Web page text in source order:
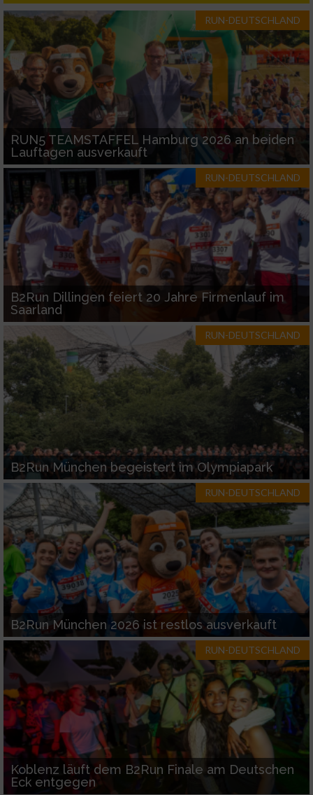
RUN-DEUTSCHLAND
RUN5 TEAMSTAFFEL Hamburg 2026 an beiden
Lauftagen ausverkauft
RUN-DEUTSCHLAND
B2Run Dillingen feiert 20 Jahre Firmenlauf im
Saarland
RUN-DEUTSCHLAND
B2Run München begeistert im Olympiapark
RUN-DEUTSCHLAND
B2Run München 2026 ist restlos ausverkauft
RUN-DEUTSCHLAND
Koblenz läuft dem B2Run Finale am Deutschen
Eck entgegen